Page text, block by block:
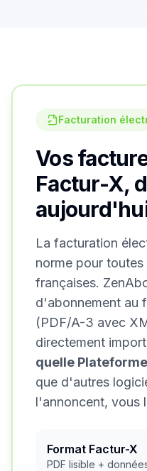
Facturation
Vos
Factur-X,
La facturation
norme pour
françaises.
d'abonnement au
(PDF/A-3 avec
directement
quelle
que d'autres
l'annoncent, vous
Format Factur-X
PDF lisible +